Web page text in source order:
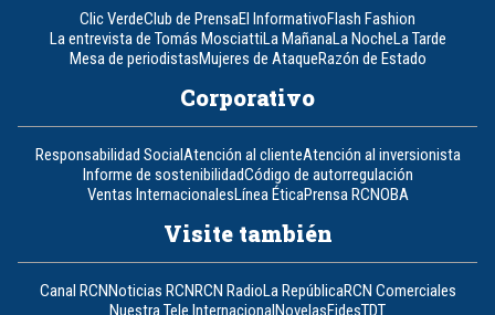
Clic VerdeClub de PrensaEl InformativoFlash Fashion
La entrevista de Tomás MosciattiLa MañanaLa NocheLa Tarde
Mesa de periodistasMujeres de AtaqueRazón de Estado
Corporativo
Responsabilidad SocialAtención al clienteAtención al inversionista
Informe de sostenibilidadCódigo de autorregulación
Ventas InternacionalesLínea ÉticaPrensa RCNOBA
Visite también
Canal RCNNoticias RCNRCN RadioLa RepúblicaRCN Comerciales
Nuestra Tele InternacionalNovelasFidesTDT